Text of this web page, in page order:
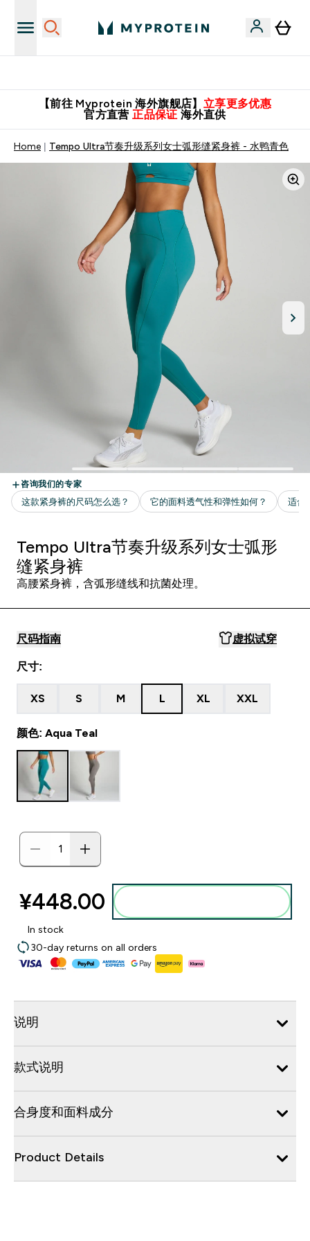
【前往 Myprotein 海外旗舰店】 立享更多优惠
官方直营 正品保证 海外直供
Home Tempo Ultra节奏升级系列女士弧形缝紧身裤 - 水鸭青色
Tempo Ultra节奏升级系列女士弧形
缝紧身裤
高腰紧身裤，含弧形缝线和抗菌处理。
尺码指南 虚拟试穿
尺寸:
XS S M L XL XXL
颜色: Aqua Teal
¥448.00‎
In stock
30-day returns on all orders
说明
款式说明
合身度和面料成分
Product Details